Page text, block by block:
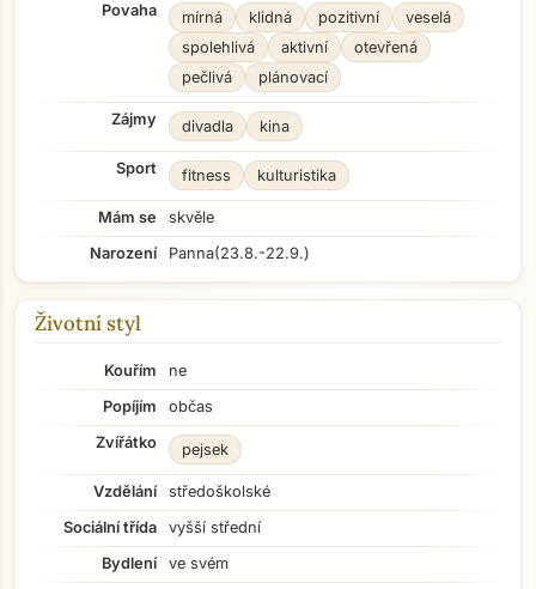
Povaha mírná klidná pozitivní
veselá
spolehlivá
aktivní
otevřená
pečlivá
plánovací
Zájmy divadla kina
Sport fitness kulturistika
Mám se
skvěle
Narození
Panna(23.8.-22.9.)
Životní styl
Kouřím
ne
Popíjím
občas
Zvířátko
pejsek
Vzdělání
středoškolské
Sociální třída
vyšší střední
Bydlení
ve svém